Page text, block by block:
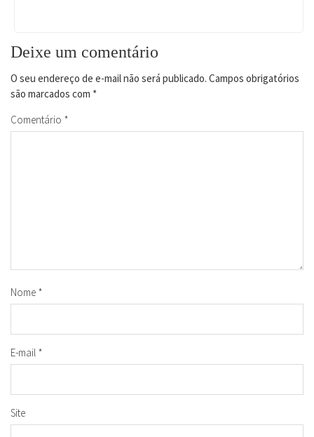
Deixe um comentário
O seu endereço de e-mail não será publicado. Campos obrigatórios
são marcados com *
Comentário *
Nome *
E-mail *
Site